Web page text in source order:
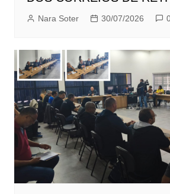
Nara Soter 30/07/2026